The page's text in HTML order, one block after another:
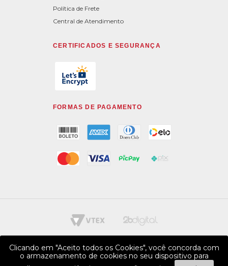
Política de Frete
Central de Atendimento
CERTIFICADOS E SEGURANÇA
FORMAS DE PAGAMENTO
Clicando em "Aceito todos os Cookies", você concorda com
o armazenamento de cookies no seu dispositivo para